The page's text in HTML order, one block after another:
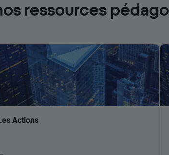
ressources
Actions